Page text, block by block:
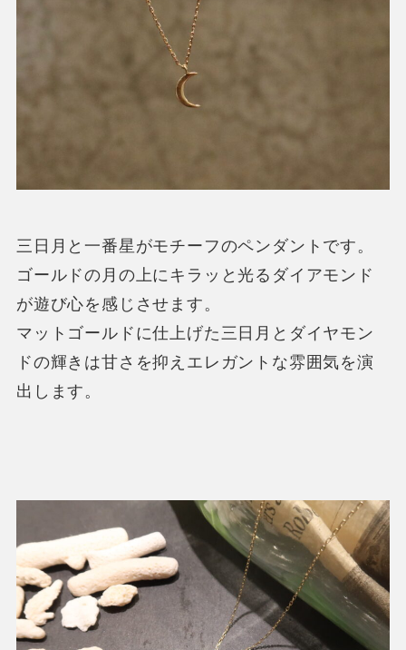
三日月と一番星がモチーフのペンダントです。
ゴールドの月の上にキラッと光るダイアモンド
が遊び心を感じさせます。
マットゴールドに仕上げた三日月とダイヤモン
ドの輝きは甘さを抑えエレガントな雰囲気を演
出します。